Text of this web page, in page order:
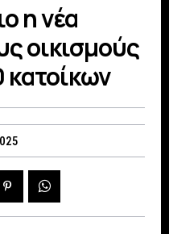
η νέα
οικισμούς